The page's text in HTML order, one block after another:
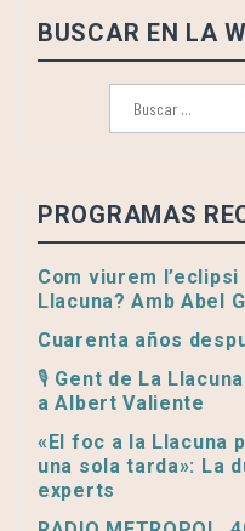
BUSCAR EN LA
PROGRAMAS
Com viurem
Llacuna? Amb Abel
Cuarenta años
🎙️ Gent de La
a Albert Valiente
«El foc a la Llacuna
una sola tarda»: La
experts